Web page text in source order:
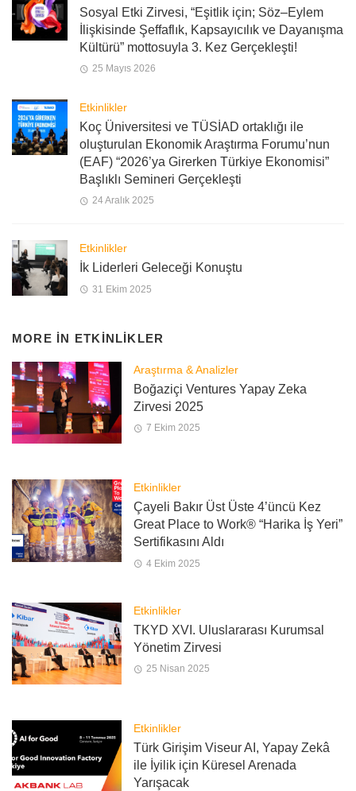
Sosyal Etki Zirvesi, “Eşitlik için; Söz–Eylem
İlişkisinde Şeffaflık, Kapsayıcılık ve Dayanışma
Kültürü” mottosuyla 3. Kez Gerçekleşti!
25 Mayıs 2026
Etkinlikler
Koç Üniversitesi ve TÜSİAD ortaklığı ile
oluşturulan Ekonomik Araştırma Forumu’nun
(EAF) “2026’ya Girerken Türkiye Ekonomisi”
Başlıklı Semineri Gerçekleşti
24 Aralık 2025
Etkinlikler
İk Liderleri Geleceği Konuştu
31 Ekim 2025
MORE IN ETKINLIKLER
Araştırma & Analizler
Boğaziçi Ventures Yapay Zeka
Zirvesi 2025
7 Ekim 2025
Etkinlikler
Çayeli Bakır Üst Üste 4’üncü Kez
Great Place to Work® “Harika İş Yeri”
Sertifikasını Aldı
4 Ekim 2025
Etkinlikler
TKYD XVI. Uluslararası Kurumsal
Yönetim Zirvesi
25 Nisan 2025
Etkinlikler
Türk Girişim Viseur AI, Yapay Zekâ
ile İyilik için Küresel Arenada
Yarışacak